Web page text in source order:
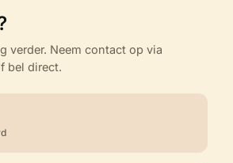
verder. Neem contact op via
bel direct.